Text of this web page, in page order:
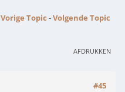
Vorige Topic -Volgende Topic
AFDRUKKEN
#45